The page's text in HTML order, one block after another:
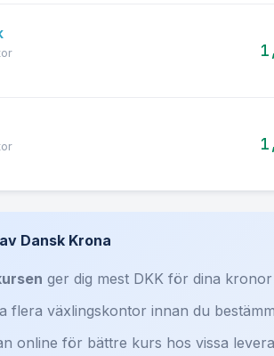
Dansk Krona
ger dig mest DKK för dina kronor
flera växlingskontor innan du
online för bättre kurs hos vissa